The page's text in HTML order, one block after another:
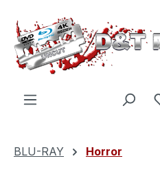
Zum Hauptinhalt springen
BLU-RAY Horror